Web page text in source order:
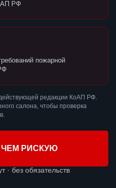
РФ
пожарной
редакции КоАП РФ.
салона, чтобы проверка
ЧЕМ РИСКУЮ
· без обязательств